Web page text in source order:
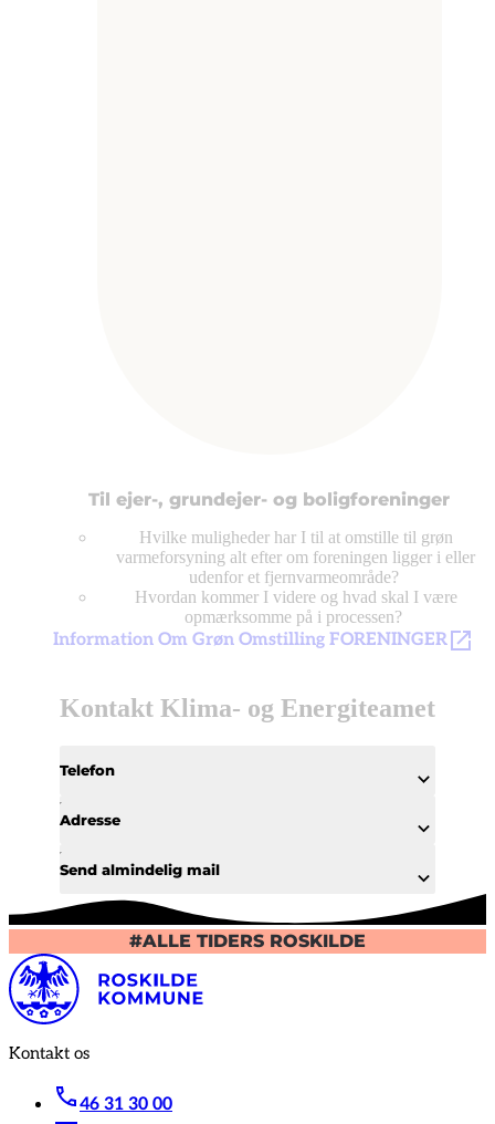
Til ejer-, grundejer- og boligforeninger
Hvilke muligheder har I til at omstille til grøn
varmeforsyning alt efter om foreningen ligger i eller
udenfor et fjernvarmeområde?
Hvordan kommer I videre og hvad skal I være
opmærksomme på i processen?
Information Om Grøn Omstilling FORENINGER
Kontakt Klima- og Energiteamet
Telefon
Adresse
Send almindelig mail
#ALLE TIDERS ROSKILDE
Kontakt os
46 31 30 00